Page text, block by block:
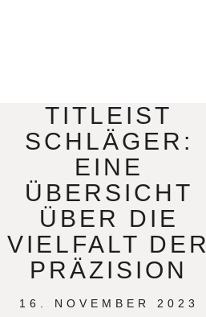
TITLEIST
SCHLÄGER:
EINE
ÜBERSICHT
ÜBER DIE
VIELFALT DER
PRÄZISION
16. NOVEMBER 2023